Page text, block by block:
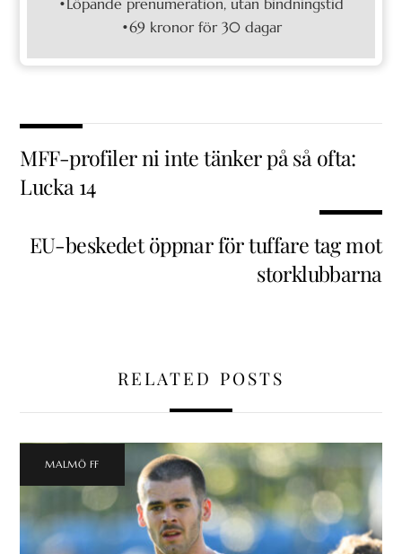
•69 kronor för 30 dagar
MFF-profiler ni inte tänker på så ofta:
Lucka 14
EU-beskedet öppnar för tuffare tag mot
storklubbarna
RELATED POSTS
MALMÖ FF